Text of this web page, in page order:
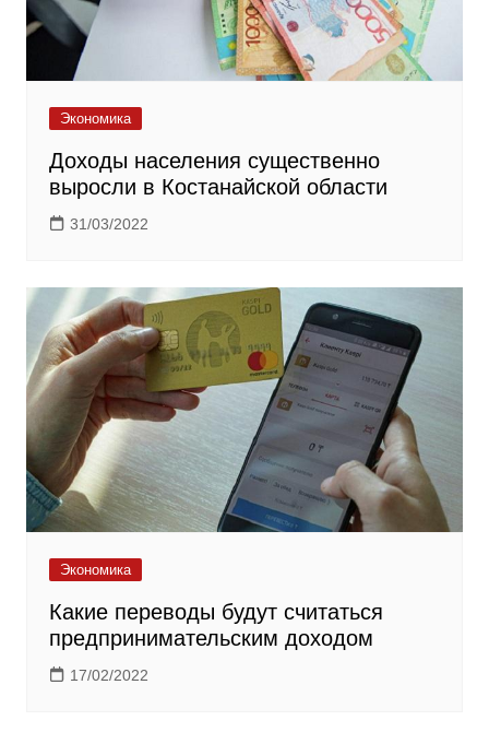
Экономика
Доходы населения существенно
выросли в Костанайской области
31/03/2022
Экономика
Какие переводы будут считаться
предпринимательским доходом
17/02/2022